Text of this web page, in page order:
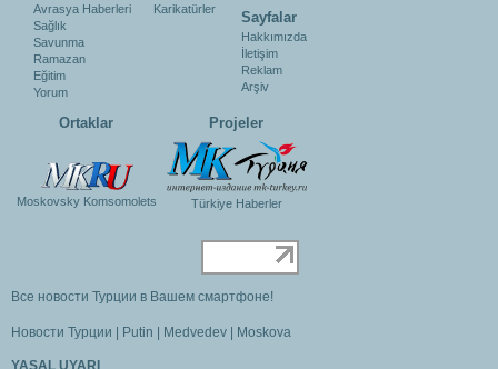
Avrasya Haberleri
Sağlık
Savunma
Ramazan
Eğitim
Yorum
Karikatürler
Sayfalar
Hakkımızda
İletişim
Reklam
Arşiv
Ortaklar
Moskovsky Komsomolets
Projeler
Türkiye Haberler
Все новости Турции в Вашем смартфоне!
Новости Турции Putin Medvedev Moskova
YASAL UYARI